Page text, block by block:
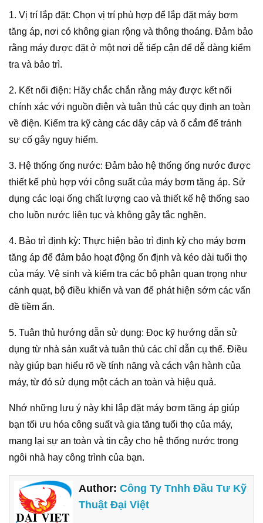
1. Vị trí lắp đặt: Chọn vị trí phù hợp để lắp đặt máy bơm
tăng áp, nơi có không gian rộng và thông thoáng. Đảm bảo
rằng máy được đặt ở một nơi dễ tiếp cận để dễ dàng kiểm
tra và bảo trì.
2. Kết nối điện: Hãy chắc chắn rằng máy được kết nối
chính xác với nguồn điện và tuân thủ các quy định an toàn
về điện. Kiểm tra kỹ càng các dây cáp và ổ cắm để tránh
sự cố gây nguy hiểm.
3. Hệ thống ống nước: Đảm bảo hệ thống ống nước được
thiết kế phù hợp với công suất của máy bơm tăng áp. Sử
dụng các loại ống chất lượng cao và thiết kế hệ thống sao
cho luồn nước liên tục và không gây tắc nghẽn.
4. Bảo trì định kỳ: Thực hiện bảo trì định kỳ cho máy bơm
tăng áp để đảm bảo hoạt động ổn định và kéo dài tuổi thọ
của máy. Vệ sinh và kiểm tra các bộ phận quan trọng như
cánh quạt, bộ điều khiển và van để phát hiện sớm các vấn
đề tiềm ẩn.
5. Tuân thủ hướng dẫn sử dụng: Đọc kỹ hướng dẫn sử
dụng từ nhà sản xuất và tuân thủ các chỉ dẫn cụ thể. Điều
này giúp bạn hiểu rõ về tính năng và cách vận hành của
máy, từ đó sử dụng một cách an toàn và hiệu quả.
Nhớ những lưu ý này khi lắp đặt máy bơm tăng áp giúp
bạn tối ưu hóa công suất và gia tăng tuổi thọ của máy,
mang lại sự an toàn và tin cậy cho hệ thống nước trong
ngôi nhà hay công trình của bạn.
Author:Công Ty Tnhh Đầu Tư Kỹ
Thuật Đại Việt